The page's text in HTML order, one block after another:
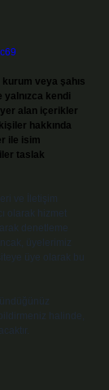
veya şahıs
yalnızca kendi
yer alan içerikler
hakkında
ile isim
taslak
ve İletişim
olarak hizmet
denetleme
üyelerimiz
üye olarak bu
halinde,